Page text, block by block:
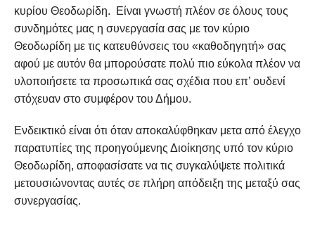
κυρίου Θεοδωρίδη. Είναι γνωστή πλέον σε όλους τους
συνδημότες μας η συνεργασία σας με τον κύριο
Θεοδωρίδη με τις κατευθύνσεις του «καθοδηγητή» σας
αφού με αυτόν θα μπορούσατε πολύ πιο εύκολα πλέον να
υλοποιήσετε τα προσωπικά σας σχέδια που επ’ ουδενί
στόχευαν στο συμφέρον του Δήμου.
Ενδεικτικό είναι ότι όταν αποκαλύφθηκαν μετα από έλεγχο
παρατυπίες της προηγούμενης Διοίκησης υπό τον κύριο
Θεοδωρίδη, αποφασίσατε να τις συγκαλύψετε πολιτικά
μετουσιώνοντας αυτές σε πλήρη απόδειξη της μεταξύ σας
συνεργασίας.